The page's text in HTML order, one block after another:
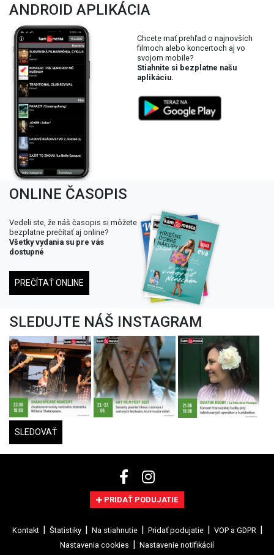
ANDROID APLIKÁCIA
Chcete mať prehľad o najnovších
filmoch alebo koncertoch aj vo
svojom mobile?
Stiahnite si bezplatne našu
aplikáciu.
ONLINE ČASOPIS
Vedeli ste, že náš časopis si môžete
bezplatne prečítať aj online?
Všetky vydania su pre vás
dostupné
PREČÍTAŤ ONLINE
SLEDUJTE NÁŠ INSTAGRAM
SLEDOVAŤ
PRIDAŤ PODUJATIE
Kontakt Štatistiky Na stiahnutie Pridať podujatie
VOP a GDPR
Nastavenia cookies
Nastavenie notifikácií